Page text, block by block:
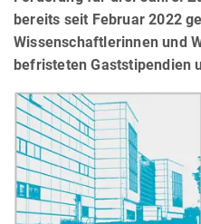
bereits seit Februar 2022
Wissenschaftlerinnen und
befristeten Gaststipendien